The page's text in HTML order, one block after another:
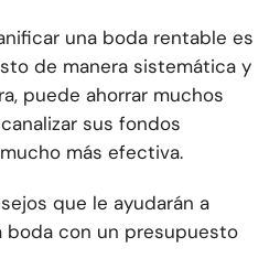
una boda rentable es
de manera sistemática y
puede ahorrar muchos
sus fondos
más efectiva.
que le ayudarán a
boda con un presupuesto